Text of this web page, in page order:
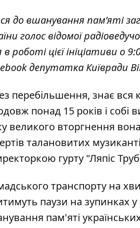
до вшанування пам’яті
голос відомої
роботі цієї ініціативи о
депутатка Київради
перебільшення, знає вся
понад 15 років і
великого вторгнення
талановитих
гурту "Ляпіс
транспорту на
паузи на зупинках
пам'яті